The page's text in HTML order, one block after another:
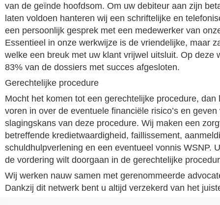
van de geïnde hoofdsom. Om uw debiteur aan zijn
laten voldoen hanteren wij een schriftelijke en
een persoonlijk gesprek met een medewerker van
Essentieel in onze werkwijze is de vriendelijke, maar
welke een breuk met uw klant vrijwel uitsluit. Op deze
83% van de dossiers met succes afgesloten.
Gerechtelijke procedure
Mocht het komen tot een gerechtelijke procedure, dan
voren in over de eventuele financiële risico’s en
slagingskans van deze procedure. Wij maken een
betreffende kredietwaardigheid, faillissement,
schuldhulpverlening en een eventueel vonnis WSNP.
de vordering wilt doorgaan in de gerechtelijke
Wij werken nauw samen met gerenommeerde
Dankzij dit netwerk bent u altijd verzekerd van het